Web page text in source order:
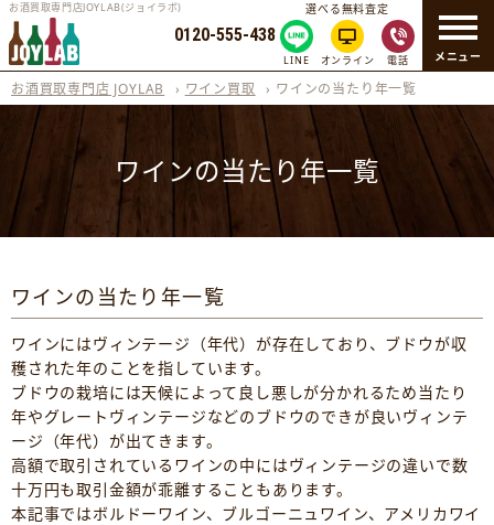
メニュー
お酒買取専門店JOYLAB(ジョイラボ)
0120-555-438
選べる無料査定
LINE オンライン 電話
お酒買取専門店 JOYLAB › ワイン買取 › ワインの当たり年一覧
ワインの当たり年一覧
ワインの当たり年一覧
ワインにはヴィンテージ（年代）が存在しており、ブドウが収
穫された年のことを指しています。
ブドウの栽培には天候によって良し悪しが分かれるため当たり
年やグレートヴィンテージなどのブドウのできが良いヴィンテ
ージ（年代）が出てきます。
高額で取引されているワインの中にはヴィンテージの違いで数
十万円も取引金額が乖離することもあります。
本記事ではボルドーワイン、ブルゴーニュワイン、アメリカワイ